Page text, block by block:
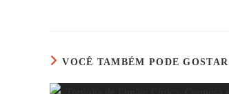
VOCÊ TAMBÉM PODE GOSTAR